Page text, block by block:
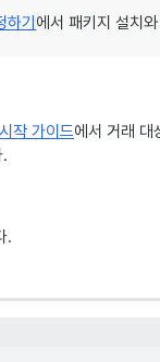
기 에서 패키지 설치
작 가이드에서 거래 대
.